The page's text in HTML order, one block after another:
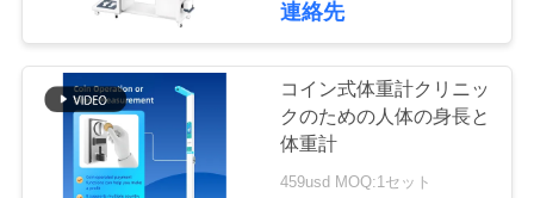
質
超音波高さおよび重
36
連絡先
コイン式体重計クリニッ
クのための人体の身長と
体重計
459usd MOQ:1セット